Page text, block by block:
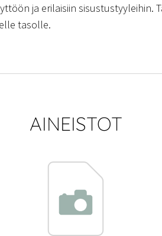
ja erilaisiin sisustustyyleihin.
tasolle.
AINEISTOT